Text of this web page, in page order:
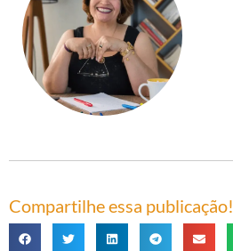
Compartilhe essa publicação!